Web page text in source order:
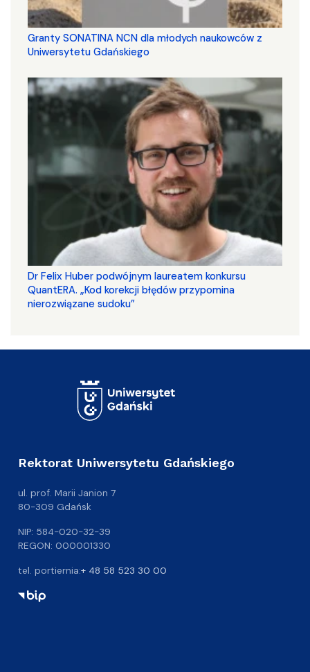
Granty SONATINA NCN dla młodych naukowców z
Uniwersytetu Gdańskiego
Dr Felix Huber podwójnym laureatem konkursu
QuantERA. „Kod korekcji błędów przypomina
nierozwiązane sudoku”
Rektorat Uniwersytetu Gdańskiego
ul. prof. Marii Janion 7
80-309 Gdańsk
NIP: 584-020-32-39
REGON: 000001330
tel. portiernia:+ 48 58 523 30 00